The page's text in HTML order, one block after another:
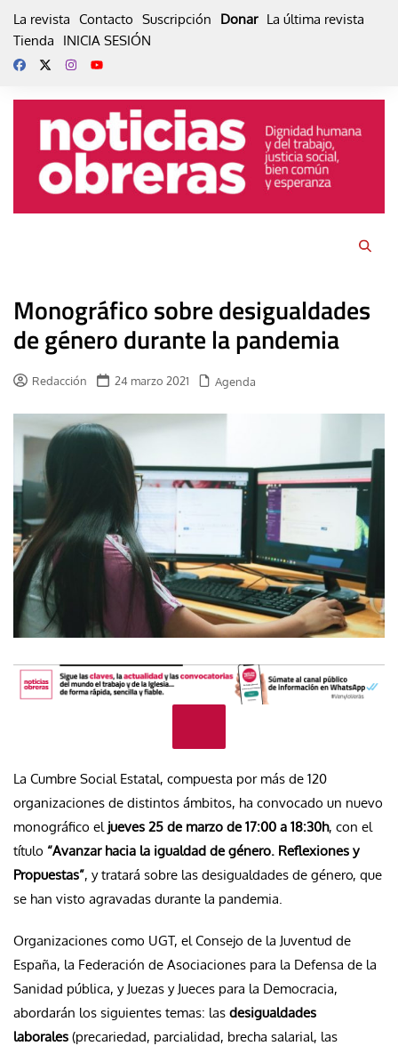
La revista Contacto Suscripción Donar La última revista
Tienda
INICIA SESIÓN
Monográfico sobre desigualdades
de género durante la pandemia
Redacción 24 marzo 2021 Agenda
La Cumbre Social Estatal, compuesta por más de 120
organizaciones de distintos ámbitos, ha convocado un nuevo
monográfico el jueves 25 de marzo de 17:00 a 18:30h, con el
título “Avanzar hacia la igualdad de género. Reflexiones y
Propuestas”, y tratará sobre las desigualdades de género, que
se han visto agravadas durante la pandemia.
Organizaciones como UGT, el Consejo de la Juventud de
España, la Federación de Asociaciones para la Defensa de la
Sanidad pública, y Juezas y Jueces para la Democracia,
abordarán los siguientes temas: las desigualdades
laborales (precariedad, parcialidad, brecha salarial, las